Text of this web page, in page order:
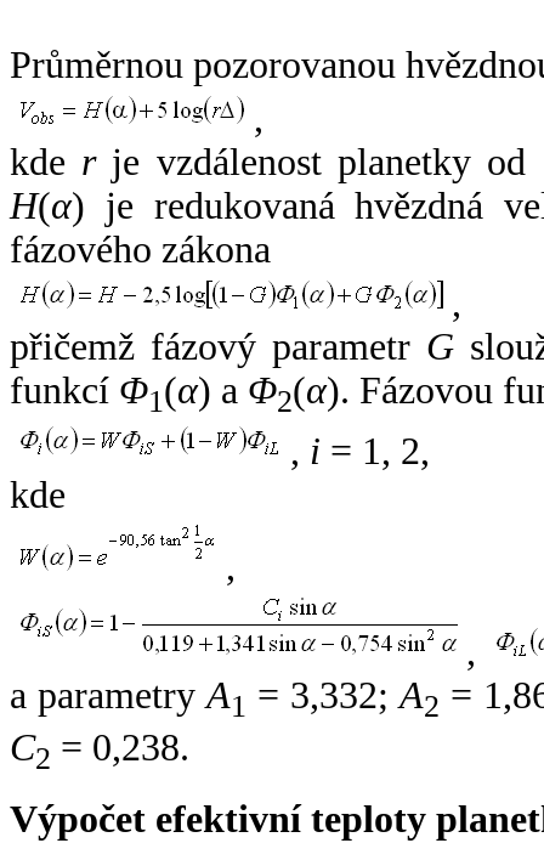
Průměrnou pozorovanou
,
kde rje vzdálenost planetky od
H(α) je redukovaná hvězdná
fázového zákona
,
přičemž fázový parametr G
funkcí Φ1(α) a Φ2(α). Fázovou
, i = 1, 2,
kde
,
,
a parametryA1 = 3,332;A2 =
C2 = 0,238.
Výpočet efektivní teploty